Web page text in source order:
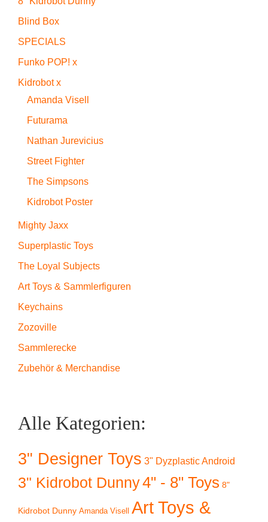
Blind Box
SPECIALS
Funko POP! x
Kidrobot x
Amanda Visell
Futurama
Nathan Jurevicius
Street Fighter
The Simpsons
Kidrobot Poster
Mighty Jaxx
Superplastic Toys
The Loyal Subjects
Art Toys & Sammlerfiguren
Keychains
Zozoville
Sammlerecke
Zubehör & Merchandise
Alle Kategorien:
3" Designer Toys 3" Dyzplastic Android
3" Kidrobot Dunny4" - 8" Toys 8"
Kidrobot Dunny Amanda Visell
Art Toys &